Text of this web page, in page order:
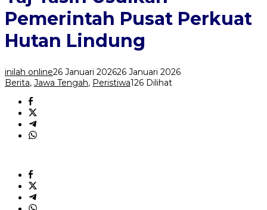
Pemerintah
Pusat
Perkuat
Hutan
Pemerintah Pusat Perkuat
Hutan Lindung
inilah online26 Januari 202626 Januari 2026
Berita, Jawa Tengah, Peristiwa126 Dilihat